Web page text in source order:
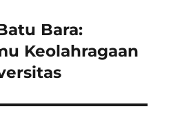
Bara:
Keolahragaan